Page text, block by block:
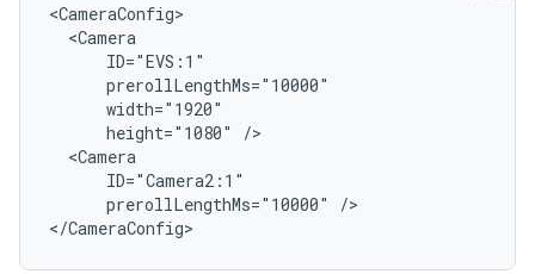
<CameraConfig>
  <Camera
      ID="EVS:1"
      prerollLengthMs="10000"
      width="1920"
      height="1080" />
  <Camera
      ID="Camera2:1"
      prerollLengthMs="10000" />